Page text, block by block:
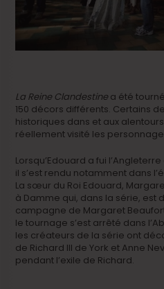
La Reine Clandestine a été
150 décors différents. Certains
historiques dans et aux
réellement visité les
Lorsqu’Edouard a fui
il s’est rendu notamment dans
La sœur du Roi Edouard,
à Damme qui, dans la série, est
campagne de Margaret
le tournage s’est arrêté dans
les créateurs de la série ont
de Richard III de York et Anne
pendant l’exile de Richard.